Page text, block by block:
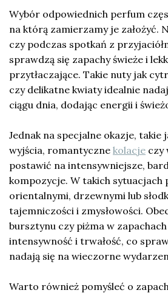
Wybór odpowiednich perfum
na którą zamierzamy je założyć.
czy podczas spotkań z
sprawdzą się zapachy świeże i
przytłaczające. Takie nuty jak
czy delikatne kwiaty idealnie
ciągu dnia, dodając energii i
Jednak na specjalne okazje, takie
wyjścia, romantyczne kolacje czy
postawić na intensywniejsze,
kompozycje. W takich sytuacjach
orientalnymi, drzewnymi lub
tajemniczości i zmysłowości.
bursztynu czy piżma w zapachach
intensywność i trwałość, co
nadają się na wieczorne
Warto również pomyśleć o